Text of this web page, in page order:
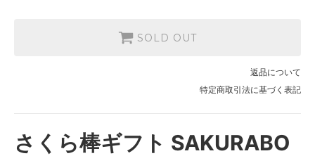
SOLD OUT
返品について
特定商取引法に基づく表記
さくら棒ギフト SAKURABO